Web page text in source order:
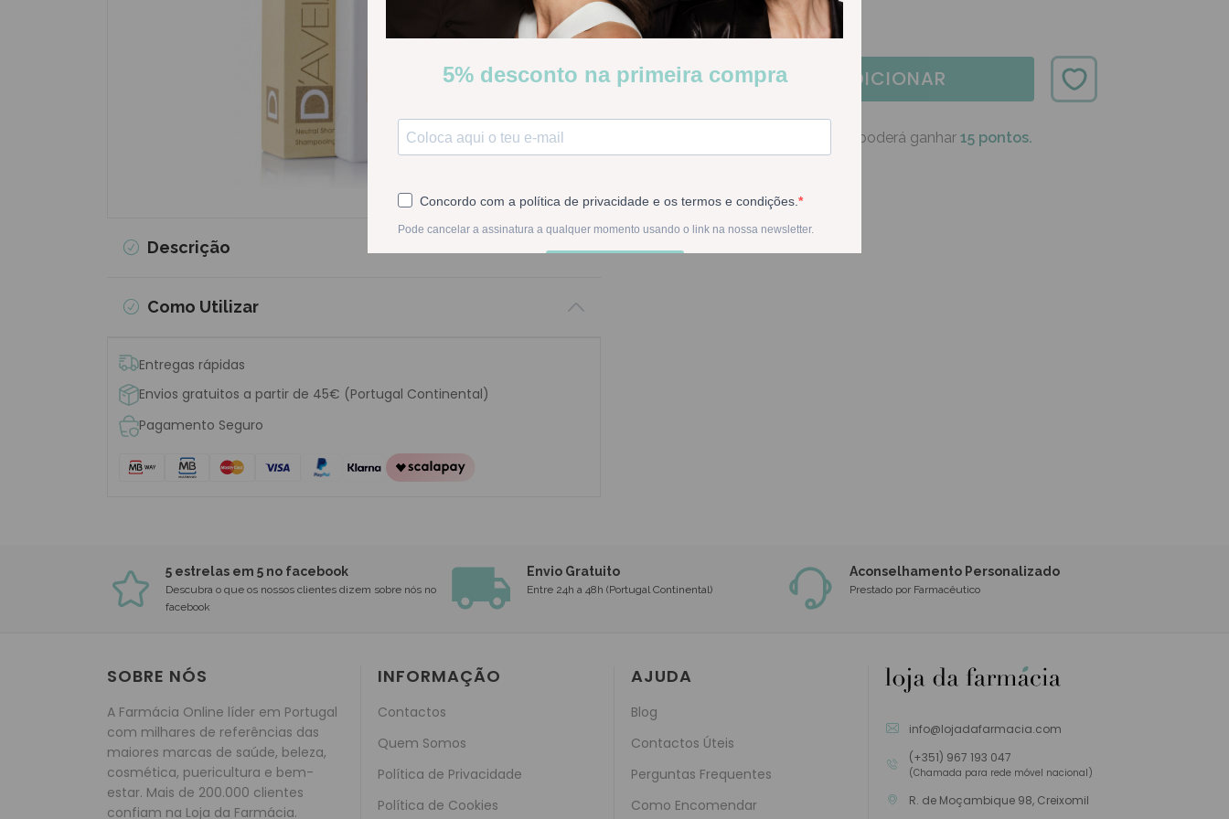
Descrição
Como Utilizar
Entregas rápidas
Envios gratuitos a partir de 45€ (Portugal Continental)
Pagamento Seguro
Stock: Disponível
- 1 + ADICIONAR
Na compra deste produto poderá ganhar 15 pontos.
5 estrelas em 5 no facebook
Descubra o que os nossos clientes dizem sobre nós no
facebook
Envio Gratuito
Entre 24h a 48h (Portugal Continental)
Aconselhamento Personalizado
Prestado por Farmacêutico
SOBRE NÓS
A Farmácia Online líder em Portugal
com milhares de referências das
maiores marcas de saúde, beleza,
cosmética, puericultura e bem-
estar. Mais de 200.000 clientes
confiam na Loja da Farmácia.
INFORMAÇÃO
Contactos
Quem Somos
Política de Privacidade
Política de Cookies
AJUDA
Blog
Contactos Úteis
Perguntas Frequentes
Como Encomendar
info@lojadafarmacia.com
(+351) 967 193 047
(Chamada para rede móvel nacional)
R. de Moçambique 98, Creixomil